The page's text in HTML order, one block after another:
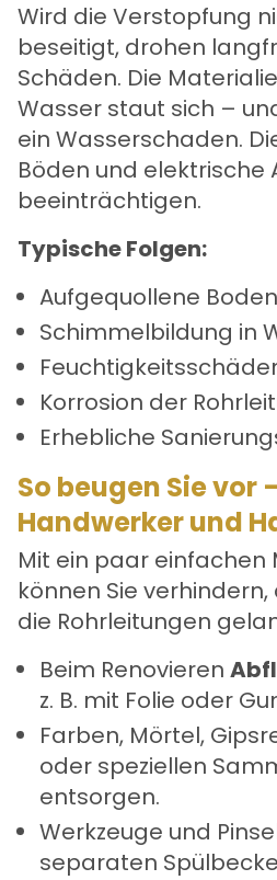
Wird die Verstopfung
beseitigt, drohen
Schäden. Die
Wasser staut sich –
ein Wasserschaden.
Böden und elektrische
beeinträchtigen.
Typische Folgen:
Aufgequollene
Schimmelbildung in
Korrosion der
Erhebliche
So beugen Sie vor
Handwerker und
Mit ein paar einfachen
können Sie
die Rohrleitungen
Beim Renovieren
z. B. mit Folie oder
Farben, Mörtel,
oder speziellen
entsorgen.
Werkzeuge und
separaten